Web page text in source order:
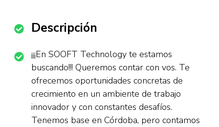
Descripción
¡¡¡En SOOFT Technology te estamos
buscando!!! Queremos contar con vos. Te
ofrecemos oportunidades concretas de
crecimiento en un ambiente de trabajo
innovador y con constantes desafíos.
Tenemos base en Córdoba, pero contamos